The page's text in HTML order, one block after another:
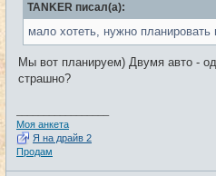
TANKER писал(а):
мало хотеть, нужно планировать
Мы вот планируем) Двумя авто -
страшно?
Моя анкета
Я на драйв 2
Продам